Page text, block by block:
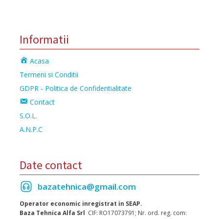
Informatii
Acasa
Termeni si Conditii
GDPR - Politica de Confidentialitate
Contact
S.O.L.
A.N.P.C
Date contact
bazatehnica@gmail.com
Operator economic inregistrat in SEAP.
Baza Tehnica Alfa Srl CIF: RO17073791; Nr. ord. reg. com: